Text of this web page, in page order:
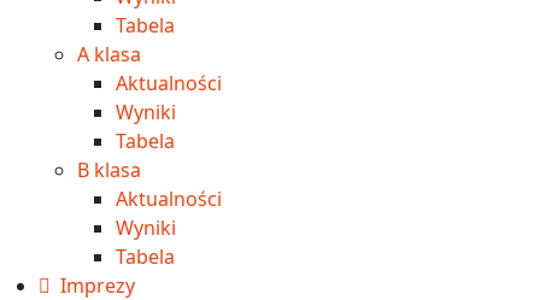
Tabela
A klasa
Aktualności
Wyniki
Tabela
B klasa
Aktualności
Wyniki
Tabela
Imprezy